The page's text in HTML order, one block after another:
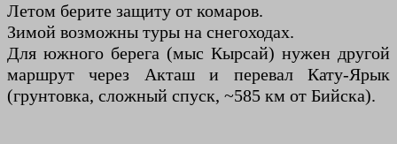
Летом берите защиту от комаров.
Зимой возможны туры на снегоходах.
Для южного берега (мыс Кырсай) нужен другой
маршрут через Акташ и перевал Кату-Ярык
(грунтовка, сложный спуск, ~585 км от Бийска).